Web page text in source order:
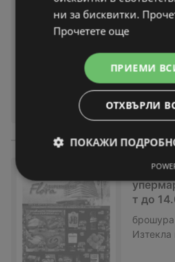
т до
брошура
Изтекла
ни за бисквитки.
Прочетете още
ПРИЕМИ
ОТХВЪРЛИ
ПОКАЖИ